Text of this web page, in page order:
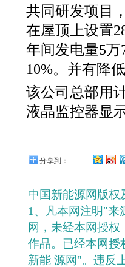
共同研发项目
在屋顶上设置
年间发电量5
10%。并有降
该公司总部用
液晶监控器显
分享到：
中国新能源网版权
1、凡本网注明"来
网，未经本网授
作品。已经本网授
新能 源网"。违反